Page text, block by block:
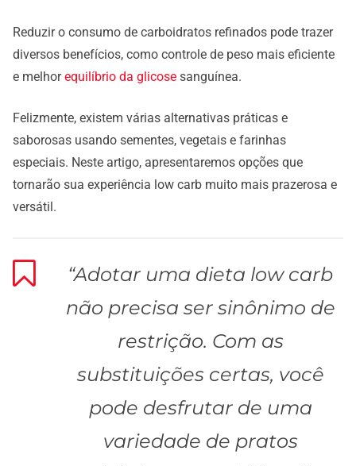
Reduzir o consumo de carboidratos refinados pode trazer
diversos benefícios, como controle de peso mais eficiente
e melhorequilíbrio da glicose sanguínea.
Felizmente, existem várias alternativas práticas e
saborosas usando sementes, vegetais e farinhas
especiais. Neste artigo, apresentaremos opções que
tornarão sua experiência low carb muito mais prazerosa e
versátil.
“Adotar uma dieta low carb
não precisa ser sinônimo de
restrição. Com as
substituições certas, você
pode desfrutar de uma
variedade de pratos